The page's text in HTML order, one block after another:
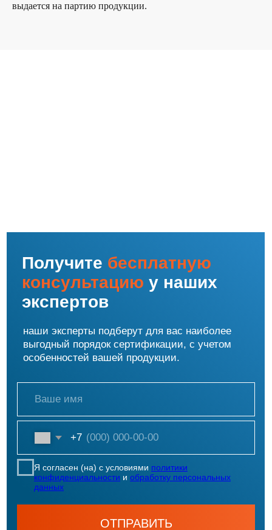
выдается на партию продукции.